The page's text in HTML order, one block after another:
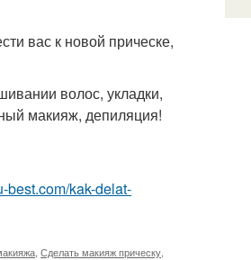
вас к новой прическе,
волос, укладки,
макияж, депиляция!
best.com/kak-delat-
Сделать макияж прическу